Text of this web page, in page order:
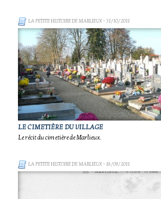
LA PETITE HISTOIRE DE MARLIEUX- 31/10/2011
LE CIMETIÈRE DU VILLAGE
Le récit du cimetière de Marlieux.
LA PETITE HISTOIRE DE MARLIEUX- 16/09/2011